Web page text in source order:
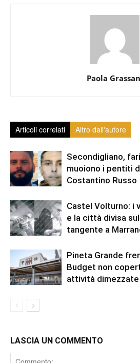
Paola
Articoli correlati Altro dall'autore
Secondigliano,
muoiono i pentiti
Costantino Russo
Castel Volturno: i
e la città divisa
tangente a
Pineta Grande
Budget non
attività dimezzate
LASCIA UN COMMENTO
Comment